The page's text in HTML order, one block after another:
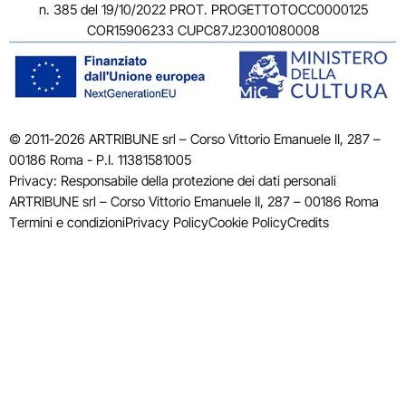
n. 385 del 19/10/2022 PROT. PROGETTOTOCC0000125
COR15906233 CUPC87J23001080008
© 2011-2026 ARTRIBUNE srl – Corso Vittorio Emanuele II, 287 –
00186 Roma - P.I. 11381581005
Privacy: Responsabile della protezione dei dati personali
ARTRIBUNE srl – Corso Vittorio Emanuele II, 287 – 00186 Roma
Termini e condizioniPrivacy PolicyCookie PolicyCredits